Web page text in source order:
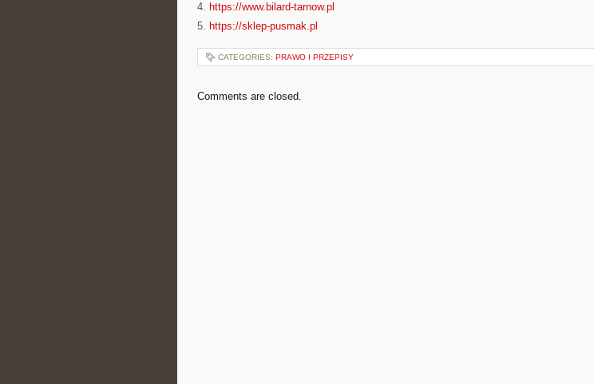
4. https://www.bilard-tarnow.pl
5. https://sklep-pusmak.pl
CATEGORIES: PRAWO I PRZEPISY
Comments are closed.